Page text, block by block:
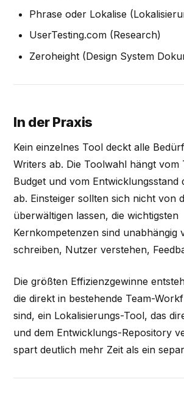
Phrase oder Lokalise
UserTesting.com (Research)
Zeroheight (Design System
In der Praxis
Kein einzelnes Tool deckt alle
Writers ab. Die Toolwahl hängt vom
Budget und vom Entwicklungsstand
ab. Einsteiger sollten sich nicht von
überwältigen lassen, die wichtigsten
Kernkompetenzen sind unabhängig
schreiben, Nutzer verstehen,
Die größten Effizienzgewinne
die direkt in bestehende Team-
sind, ein Lokalisierungs-Tool, das
und dem Entwicklungs-Repository
spart deutlich mehr Zeit als ein